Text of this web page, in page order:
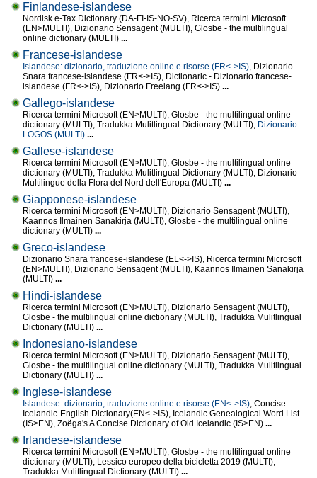
Finlandese-islandese
Nordisk e-Tax Dictionary (DA-FI-IS-NO-SV), Ricerca termini Microsoft
(EN>MULTI), Dizionario Sensagent (MULTI), Glosbe - the multilingual
online dictionary (MULTI) ...
Francese-islandese
Islandese: dizionario, traduzione online e risorse (FR<->IS), Dizionario
Snara francese-islandese (FR<->IS), Dictionaric - Dizionario francese-
islandese (FR<->IS), Dizionario Freelang (FR<->IS) ...
Gallego-islandese
Ricerca termini Microsoft (EN>MULTI), Glosbe - the multilingual online
dictionary (MULTI), Tradukka Mulitlingual Dictionary (MULTI), Dizionario
LOGOS (MULTI) ...
Gallese-islandese
Ricerca termini Microsoft (EN>MULTI), Glosbe - the multilingual online
dictionary (MULTI), Tradukka Mulitlingual Dictionary (MULTI), Dizionario
Multilingue della Flora del Nord dell'Europa (MULTI) ...
Giapponese-islandese
Ricerca termini Microsoft (EN>MULTI), Dizionario Sensagent (MULTI),
Kaannos Ilmainen Sanakirja (MULTI), Glosbe - the multilingual online
dictionary (MULTI) ...
Greco-islandese
Dizionario Snara francese-islandese (EL<->IS), Ricerca termini Microsoft
(EN>MULTI), Dizionario Sensagent (MULTI), Kaannos Ilmainen Sanakirja
(MULTI) ...
Hindi-islandese
Ricerca termini Microsoft (EN>MULTI), Dizionario Sensagent (MULTI),
Glosbe - the multilingual online dictionary (MULTI), Tradukka Mulitlingual
Dictionary (MULTI) ...
Indonesiano-islandese
Ricerca termini Microsoft (EN>MULTI), Dizionario Sensagent (MULTI),
Glosbe - the multilingual online dictionary (MULTI), Tradukka Mulitlingual
Dictionary (MULTI) ...
Inglese-islandese
Islandese: dizionario, traduzione online e risorse (EN<->IS), Concise
Icelandic-English Dictionary(EN<->IS), Icelandic Genealogical Word List
(IS>EN), Zoëga's A Concise Dictionary of Old Icelandic (IS>EN) ...
Irlandese-islandese
Ricerca termini Microsoft (EN>MULTI), Glosbe - the multilingual online
dictionary (MULTI), Lessico europeo della bicicletta 2019 (MULTI),
Tradukka Mulitlingual Dictionary (MULTI) ...